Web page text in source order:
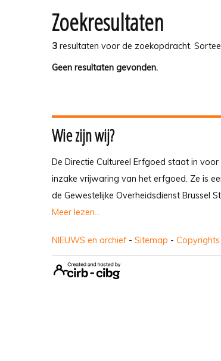
Zoekresultaten
3 resultaten voor de zoekopdracht.
Geen resultaten gevonden.
Wie zijn wij?
De Directie Cultureel Erfgoed staat in
inzake vrijwaring van het erfgoed. Ze is
de Gewestelijke Overheidsdienst Brussel
Meer lezen...
NIEUWS en archief - Sitemap - Copyrights